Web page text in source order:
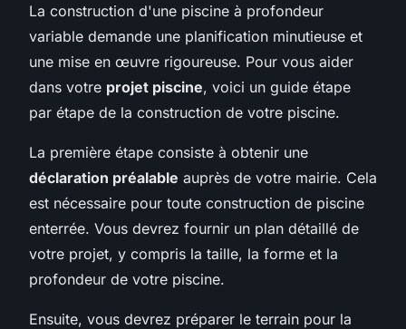
La construction d'une piscine à profondeur
variable demande une planification minutieuse et
une mise en œuvre rigoureuse. Pour vous aider
dans votre projet piscine, voici un guide étape
par étape de la construction de votre piscine.
La première étape consiste à obtenir une
déclaration préalable auprès de votre mairie. Cela
est nécessaire pour toute construction de piscine
enterrée. Vous devrez fournir un plan détaillé de
votre projet, y compris la taille, la forme et la
profondeur de votre piscine.
Ensuite, vous devrez préparer le terrain pour la